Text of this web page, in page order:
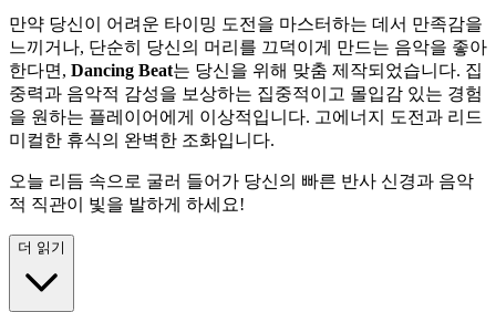
만약 당신이 어려운 타이밍 도전을 마스터하는 데서 만족감을
느끼거나, 단순히 당신의 머리를 끄덕이게 만드는 음악을 좋아
한다면, Dancing Beat는 당신을 위해 맞춤 제작되었습니다. 집
중력과 음악적 감성을 보상하는 집중적이고 몰입감 있는 경험
을 원하는 플레이어에게 이상적입니다. 고에너지 도전과 리드
미컬한 휴식의 완벽한 조화입니다.
오늘 리듬 속으로 굴러 들어가 당신의 빠른 반사 신경과 음악
적 직관이 빛을 발하게 하세요!
더 읽기